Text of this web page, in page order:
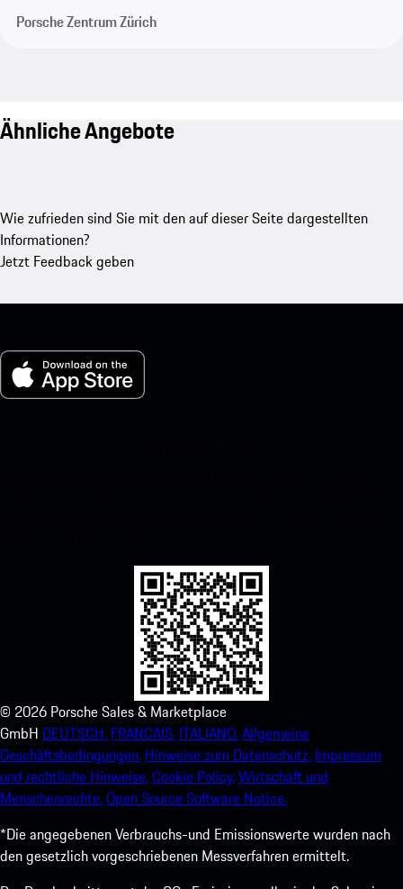
Porsche Zentrum Zürich
Ähnliche Angebote
Wie zufrieden sind Sie mit den auf dieser Seite dargestellten
Informationen?
Jetzt Feedback geben
© 2026 Porsche Sales & Marketplace
GmbH DEUTSCH. FRANCAIS. ITALIANO.Allgemeine
Geschäftsbedingungen. Hinweise zum Datenschutz. Impressum
und rechtliche Hinweise.Cookie Policy.Wirtschaft und
Menschenrechte.Open Source Software Notice.
*Die angegebenen Verbrauchs-und Emissionswerte wurden nach
den gesetzlich vorgeschriebenen Messverfahren ermittelt.